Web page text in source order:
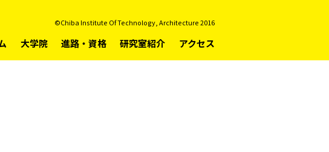
©Chiba Institute Of Technology, Architecture 2016
大学院 進路・資格 研究室紹介 アクセス